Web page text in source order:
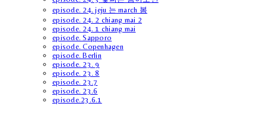
episode. 24. jeju 는 march 봄
episode. 24. 2 chiang mai 2
episode. 24. 1 chiang mai
episode. Sapporo
episode. Copenhagen
episode. Berlin
episode. 23. 9
episode. 23. 8
episode. 23.7
episode. 23.6
episode.23.6.1